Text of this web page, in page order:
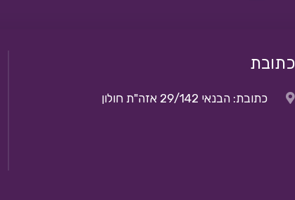
כתובת
כתובת: הבנאי 29/142 אזה"ת חולון